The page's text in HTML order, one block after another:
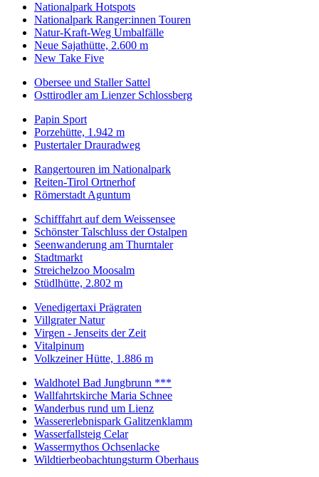
Nationalpark Hotspots
Nationalpark Ranger:innen Touren
Natur-Kraft-Weg Umbalfälle
Neue Sajathütte, 2.600 m
New Take Five
Obersee und Staller Sattel
Osttirodler am Lienzer Schlossberg
Papin Sport
Porzehütte, 1.942 m
Pustertaler Drauradweg
Rangertouren im Nationalpark
Reiten-Tirol Ortnerhof
Römerstadt Aguntum
Schifffahrt auf dem Weissensee
Schönster Talschluss der Ostalpen
Seenwanderung am Thurntaler
Stadtmarkt
Streichelzoo Moosalm
Stüdlhütte, 2.802 m
Venedigertaxi Prägraten
Villgrater Natur
Virgen - Jenseits der Zeit
Vitalpinum
Volkzeiner Hütte, 1.886 m
Waldhotel Bad Jungbrunn ***
Wallfahrtskirche Maria Schnee
Wanderbus rund um Lienz
Wassererlebnispark Galitzenklamm
Wasserfallsteig Celar
Wassermythos Ochsenlacke
Wildtierbeobachtungsturm Oberhaus